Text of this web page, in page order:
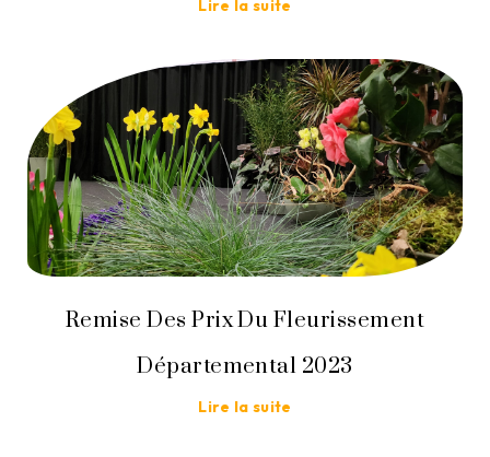
Lire la suite
Remise Des Prix Du Fleurissement
Départemental 2023
Lire la suite